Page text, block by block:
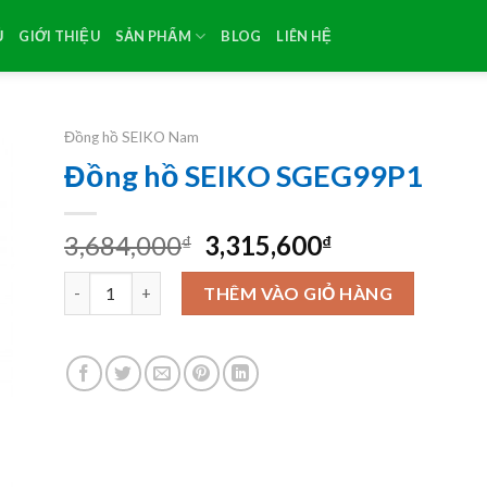
GIỚI THIỆU SẢN PHẨM BLOG LIÊN HỆ
Đồng hồ SEIKO Nam
Đồng hồ SEIKO SGEG99P1
3,684,000₫ Original
price
was:
3,684,000₫.
3,315,600₫Current
price
is:
3,315,600₫.
Đồng hồ SEIKO SGEG99P1 số lượng
THÊM VÀO GIỎ HÀNG